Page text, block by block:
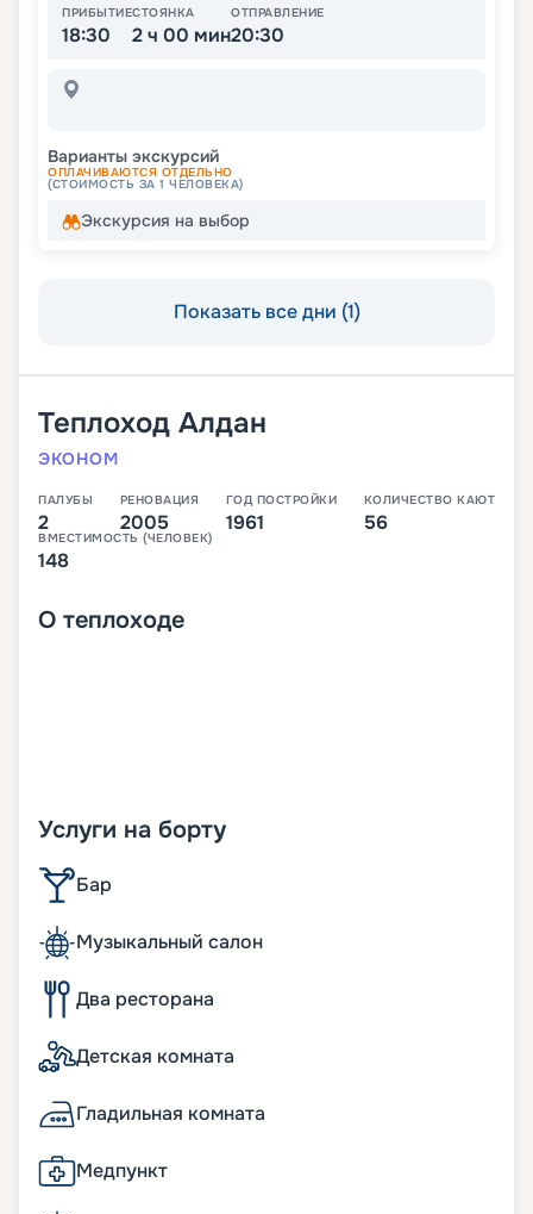
ПРИБЫТИЕ
18:30
СТОЯНКА
2 ч 00 мин
ОТПРАВЛЕНИЕ
20:30
Варианты экскурсий
ОПЛАЧИВАЮТСЯ ОТДЕЛЬНО
(СТОИМОСТЬ ЗА 1 ЧЕЛОВЕКА)
Экскурсия на выбор
Показать все дни (1)
Теплоход Алдан
ЭКОНОМ
ПАЛУБЫ
2
РЕНОВАЦИЯ
2005
ГОД ПОСТРОЙКИ
1961
КОЛИЧЕСТВО КАЮТ
56
ВМЕСТИМОСТЬ (ЧЕЛОВЕК)
148
О теплоходе
Услуги на борту
Бар
Музыкальный салон
Два ресторана
Детская комната
Гладильная комната
Медпункт